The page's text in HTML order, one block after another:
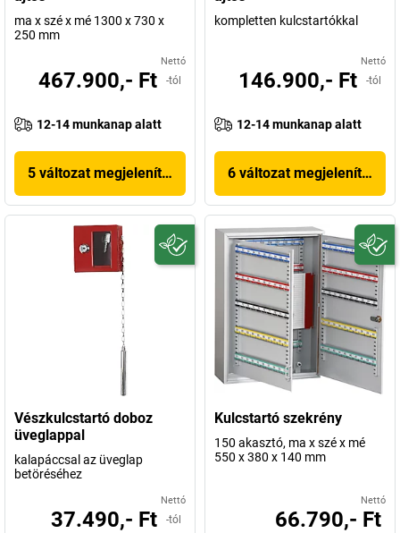
ma x szé x mé 1300 x 730 x
250 mm
Nettó
467.900,- Ft -tól
12-14 munkanap alatt
5 változat megjelenítése
kompletten kulcstartókkal
Nettó
146.900,- Ft -tól
12-14 munkanap alatt
6 változat megjelenítése
Vészkulcstartó doboz
üveglappal
kalapáccsal az üveglap
betöréséhez
Nettó
37.490,- Ft -tól
Kulcstartó szekrény
150 akasztó, ma x szé x mé
550 x 380 x 140 mm
Nettó
66.790,- Ft